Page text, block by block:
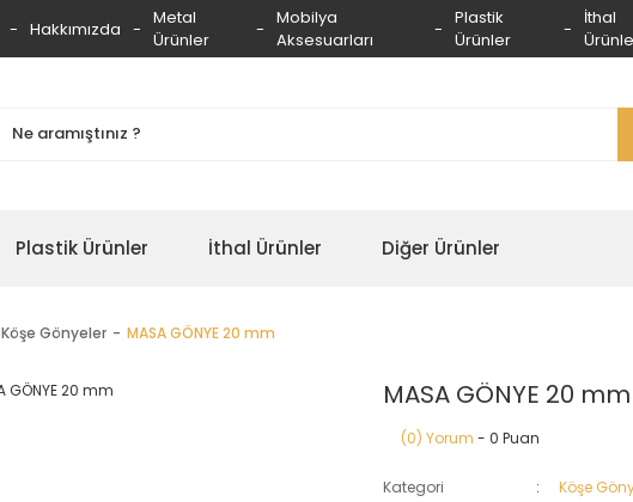
Hakkımızda
Metal
Ürünler
Mobilya
Aksesuarları
Plastik
Ürünler
İthal
Plastik Ürünler İthal Ürünler Diğer Ürünler
Köşe Gönyeler MASA GÖNYE 20 mm
MASA GÖNYE 20 mm
(0) Yorum - 0 Puan
Kategori
Köşe